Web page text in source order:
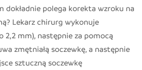
dokładnie polega korekta wzroku na
Lekarz chirurg wykonuje
2,2 mm), następnie za pomocą
zmętniałą soczewkę, a następnie
sztuczną soczewkę